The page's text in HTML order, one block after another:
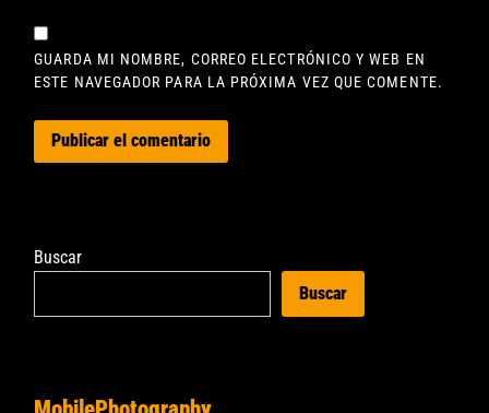
GUARDA MI NOMBRE, CORREO ELECTRÓNICO Y WEB EN
ESTE NAVEGADOR PARA LA PRÓXIMA VEZ QUE COMENTE.
Buscar
Buscar